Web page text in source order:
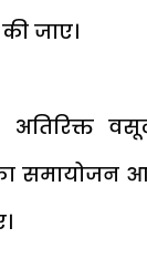
जाए।
समायोजन